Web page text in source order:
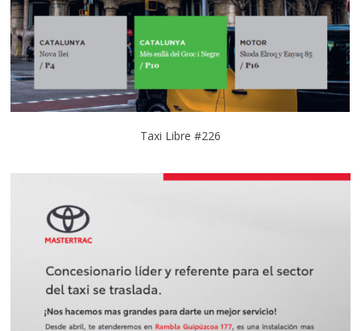
Taxi Libre #226